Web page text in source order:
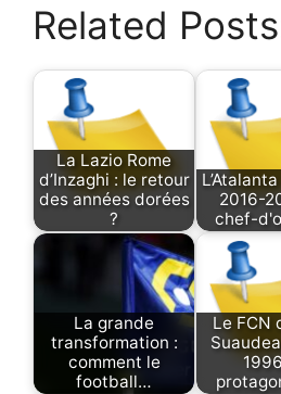
Related
La Lazio Rome
d’Inzaghi : le retour
des années dorées
?
2016-
chef-
La grande
transformation :
comment le
football…
Le FCN